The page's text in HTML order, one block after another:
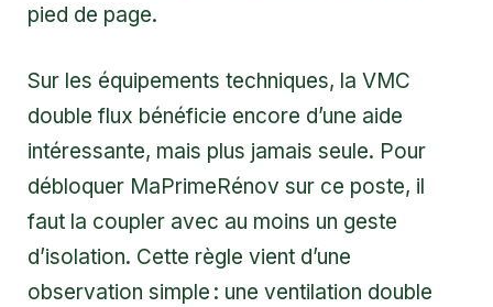
pied de page.
Sur les équipements techniques, la VMC
double flux bénéficie encore d’une aide
intéressante, mais plus jamais seule. Pour
débloquer MaPrimeRénov sur ce poste, il
faut la coupler avec au moins un geste
d’isolation. Cette règle vient d’une
observation simple : une ventilation double